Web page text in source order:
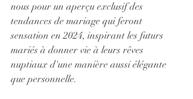
nous pour un aperçu exclusif des
tendances de mariage qui feront
sensation en 2024, inspirant les futurs
mariés à donner vie à leurs rêves
nuptiaux d'une manière aussi élégante
que personnelle.